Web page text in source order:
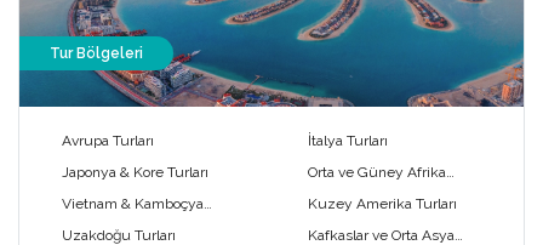
Tur Bölgeleri
Avrupa Turları
İtalya Turları
Japonya & Kore Turları
Orta ve Güney Afrika
Vietnam & Kamboçya
Kuzey Amerika Turları
Uzakdoğu Turları
Kafkaslar ve Orta Asya